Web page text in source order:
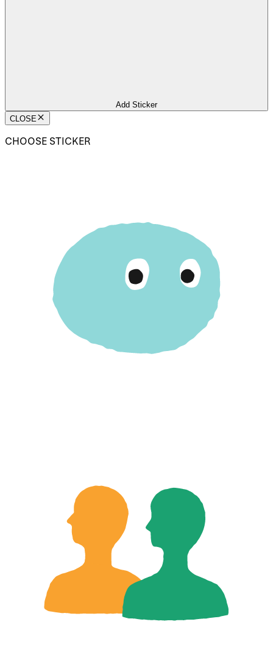
Add Sticker
CLOSE
CHOOSE STICKER